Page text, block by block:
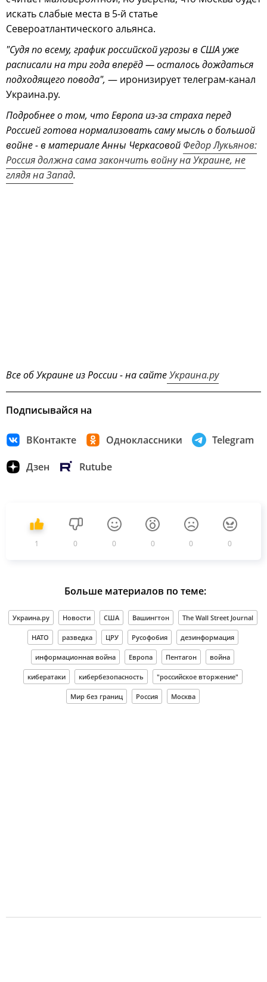
искать слабые места в 5-й статье
Североатлантического альянса.
"Судя по всему, график российской угрозы в США уже
расписали на три года вперёд — осталось дождаться
подходящего повода", — иронизирует телеграм-канал
Украина.ру.
Подробнее о том, что Европа из-за страха перед
Россией готова нормализовать саму мысль о большой
войне - в материале Анны Черкасовой Федор Лукьянов:
Россия должна сама закончить войну на Украине, не
глядя на Запад.
Все об Украине из России - на сайтеУкраина.ру
Подписывайся на
ВКонтакте Одноклассники Telegram
Дзен Rutube
1 0 0 0 0 0
Больше материалов по теме:
Украина.ру Новости США Вашингтон The Wall Street Journal
НАТО разведка ЦРУ Русофобия дезинформация
информационная война Европа Пентагон война
кибератаки кибербезопасность "российское вторжение"
Мир без границ Россия Москва